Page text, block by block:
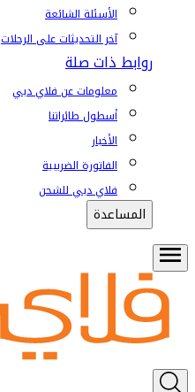
الأسئلة الشائعة
آخر التحديثات على الرحلات
روابط ذات صلة
معلومات عن فلاي دبي
أسطول طائراتنا
الأخبار
الفاتورة الضريبية
فلاي دبي للشحن
المساعدة